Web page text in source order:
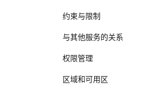
约束与限制
与其他服务的关系
权限管理
区域和可用区